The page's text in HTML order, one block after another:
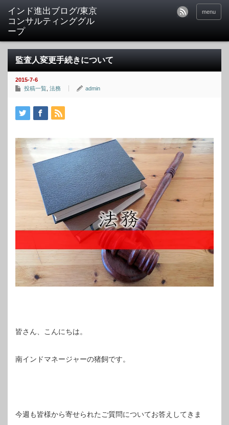
インド進出ブログ/東京
コンサルティンググル
ープ
menu
監査人変更手続きについて
2015-7-6
投稿一覧 法務 admin
皆さん、こんにちは。
南インドマネージャーの猪飼です。
今週も皆様から寄せられたご質問についてお答えしてきま